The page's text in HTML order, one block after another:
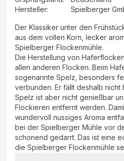
Hersteller: Spielberger
Der Klassiker unter den
aus dem vollen Korn, lecker
Spielberger Flockenmühle.
Die Herstellung von
allen anderen Flocken. Beim
sogenannte Spelz, besonders
verbunden. Er fällt deshalb nicht
Spelz ist aber nicht genießbar
Flockieren entfernt werden.
wundervoll nussiges Aroma
bei der Spielberger Mühle vor
schonend gedarrt. Das ist eine
die Spielberger Flockenmühle